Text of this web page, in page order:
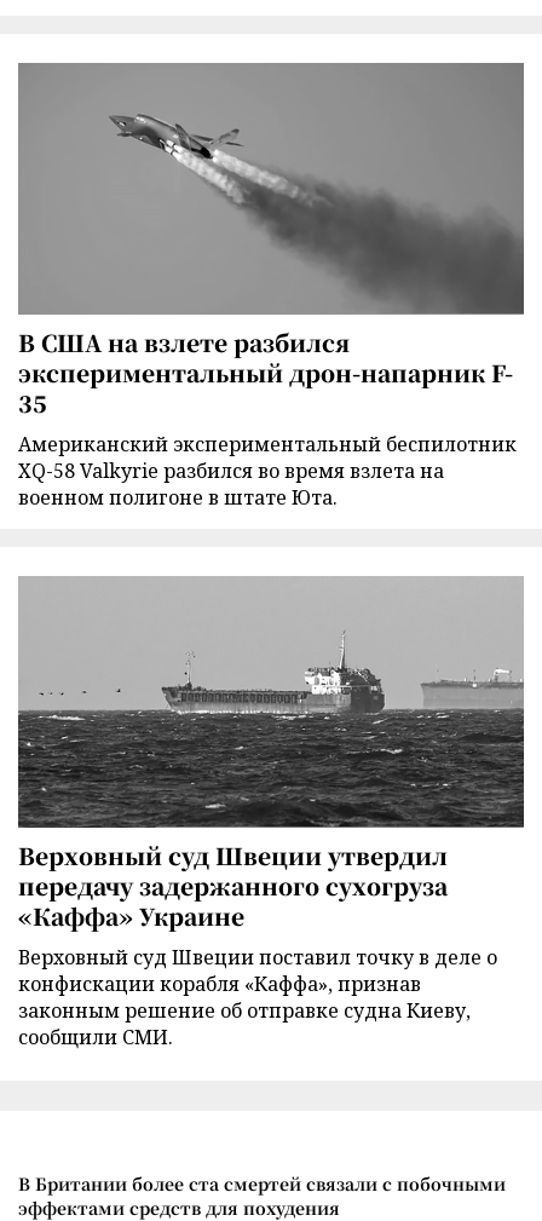
В США на взлете разбился
экспериментальный дрон-напарник F-
35
Американский экспериментальный беспилотник
XQ-58 Valkyrie разбился во время взлета на
военном полигоне в штате Юта.
Верховный суд Швеции утвердил
передачу задержанного сухогруза
«Каффа» Украине
Верховный суд Швеции поставил точку в деле о
конфискации корабля «Каффа», признав
законным решение об отправке судна Киеву,
сообщили СМИ.
В Британии более ста смертей связали с побочными
эффектами средств для похудения